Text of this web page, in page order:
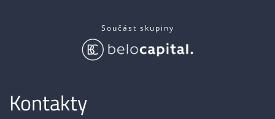
Součást skupiny
Kontakty